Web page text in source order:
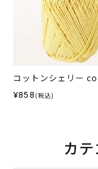
コットンシェリー
¥858 (税込)
カ